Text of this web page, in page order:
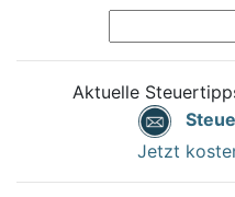
Aktuelle
Jetzt